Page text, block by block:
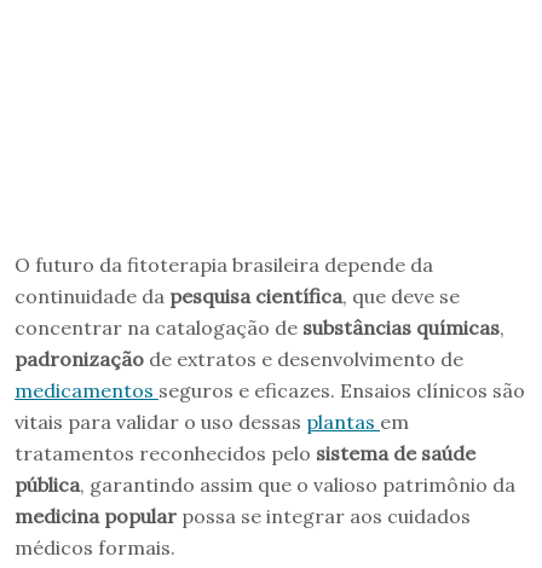
O futuro da fitoterapia brasileira depende da
continuidade da pesquisa científica, que deve se
concentrar na catalogação de substâncias químicas,
padronização de extratos e desenvolvimento de
medicamentos seguros e eficazes. Ensaios clínicos são
vitais para validar o uso dessas plantas em
tratamentos reconhecidos pelo sistema de saúde
pública, garantindo assim que o valioso patrimônio da
medicina popular possa se integrar aos cuidados
médicos formais.